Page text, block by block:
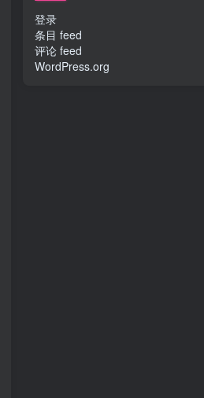
登录
条目 feed
评论 feed
WordPress.org